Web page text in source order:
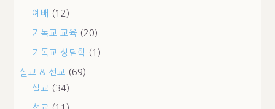
예배 (12)
기독교 교육 (20)
기독교 상담학 (1)
설교 & 선교 (69)
설교 (34)